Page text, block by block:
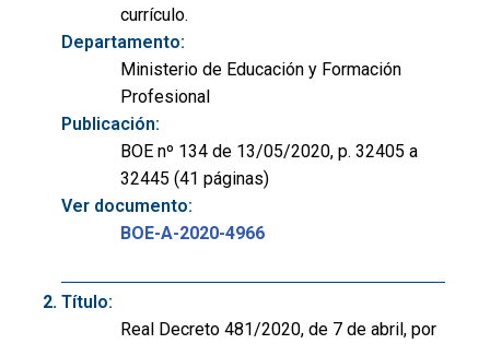
currículo.
Departamento:
Ministerio de Educación y Formación
Profesional
Publicación:
BOE nº 134 de 13/05/2020, p. 32405 a
32445 (41 páginas)
Ver documento:
BOE-A-2020-4966
Título:
Real Decreto 481/2020, de 7 de abril, por